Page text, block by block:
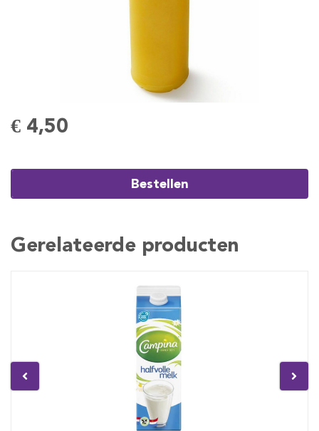
€ 4,50
Bestellen
Gerelateerde producten